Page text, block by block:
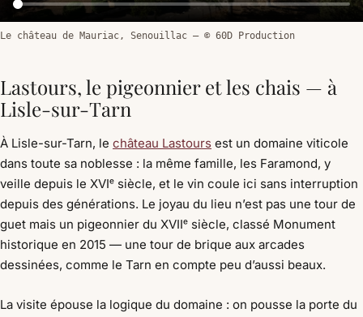
Le château de Mauriac, Senouillac — © 60D Production
Lastours, le pigeonnier et les chais — à
Lisle-sur-Tarn
À Lisle-sur-Tarn, le château Lastours est un domaine viticole
dans toute sa noblesse : la même famille, les Faramond, y
veille depuis le XVIᵉ siècle, et le vin coule ici sans interruption
depuis des générations. Le joyau du lieu n’est pas une tour de
guet mais un pigeonnier du XVIIᵉ siècle, classé Monument
historique en 2015 — une tour de brique aux arcades
dessinées, comme le Tarn en compte peu d’aussi beaux.
La visite épouse la logique du domaine : on pousse la porte du